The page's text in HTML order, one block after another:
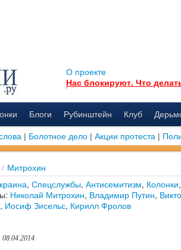
О проекте
Нас блокируют. Что
Блоги Рубинштейн Клуб
| Болотное дело | Акции протеста |
/ Митрохин
, Спецслужбы, Антисемитизм, Колонки
Николай Митрохин, Владимир Путин,
, Иосиф Зисельс, Кирилл Фролов
08.04.2014